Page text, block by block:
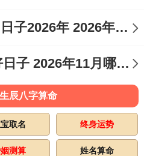
四月适合装修开工的日子2026年 2026年四月份适合装修开工的黄道吉日
2026十一月订婚的好日子 2026年11月哪天订婚好
辰八字算命
取名 终身运势
测算 姓名算命